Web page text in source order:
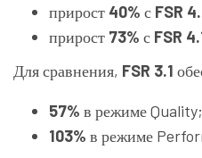
прирост 40% с FSR
прирост 73% с FSR
Для сравнения, FSR 3.1
57% в режиме Quality;
103% в режиме